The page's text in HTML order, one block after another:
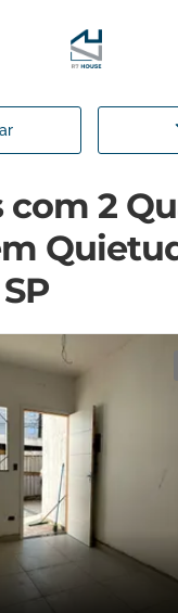
Página inicial
com 2